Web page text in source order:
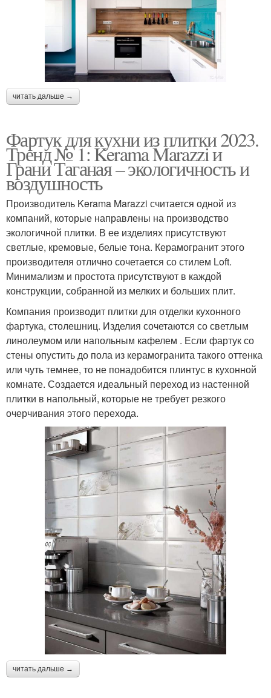
читать дальше →
Фартук для кухни из плитки 2023.
Тренд № 1: Kerama Marazzi и
Грани Таганая – экологичность и
воздушность
Производитель Kerama Marazzi считается одной из
компаний, которые направлены на производство
экологичной плитки. В ее изделиях присутствуют
светлые, кремовые, белые тона. Керамогранит этого
производителя отлично сочетается со стилем Loft.
Минимализм и простота присутствуют в каждой
конструкции, собранной из мелких и больших плит.
Компания производит плитки для отделки кухонного
фартука, столешниц. Изделия сочетаются со светлым
линолеумом или напольным кафелем . Если фартук со
стены опустить до пола из керамогранита такого оттенка
или чуть темнее, то не понадобится плинтус в кухонной
комнате. Создается идеальный переход из настенной
плитки в напольный, которые не требует резкого
очерчивания этого перехода.
читать дальше →